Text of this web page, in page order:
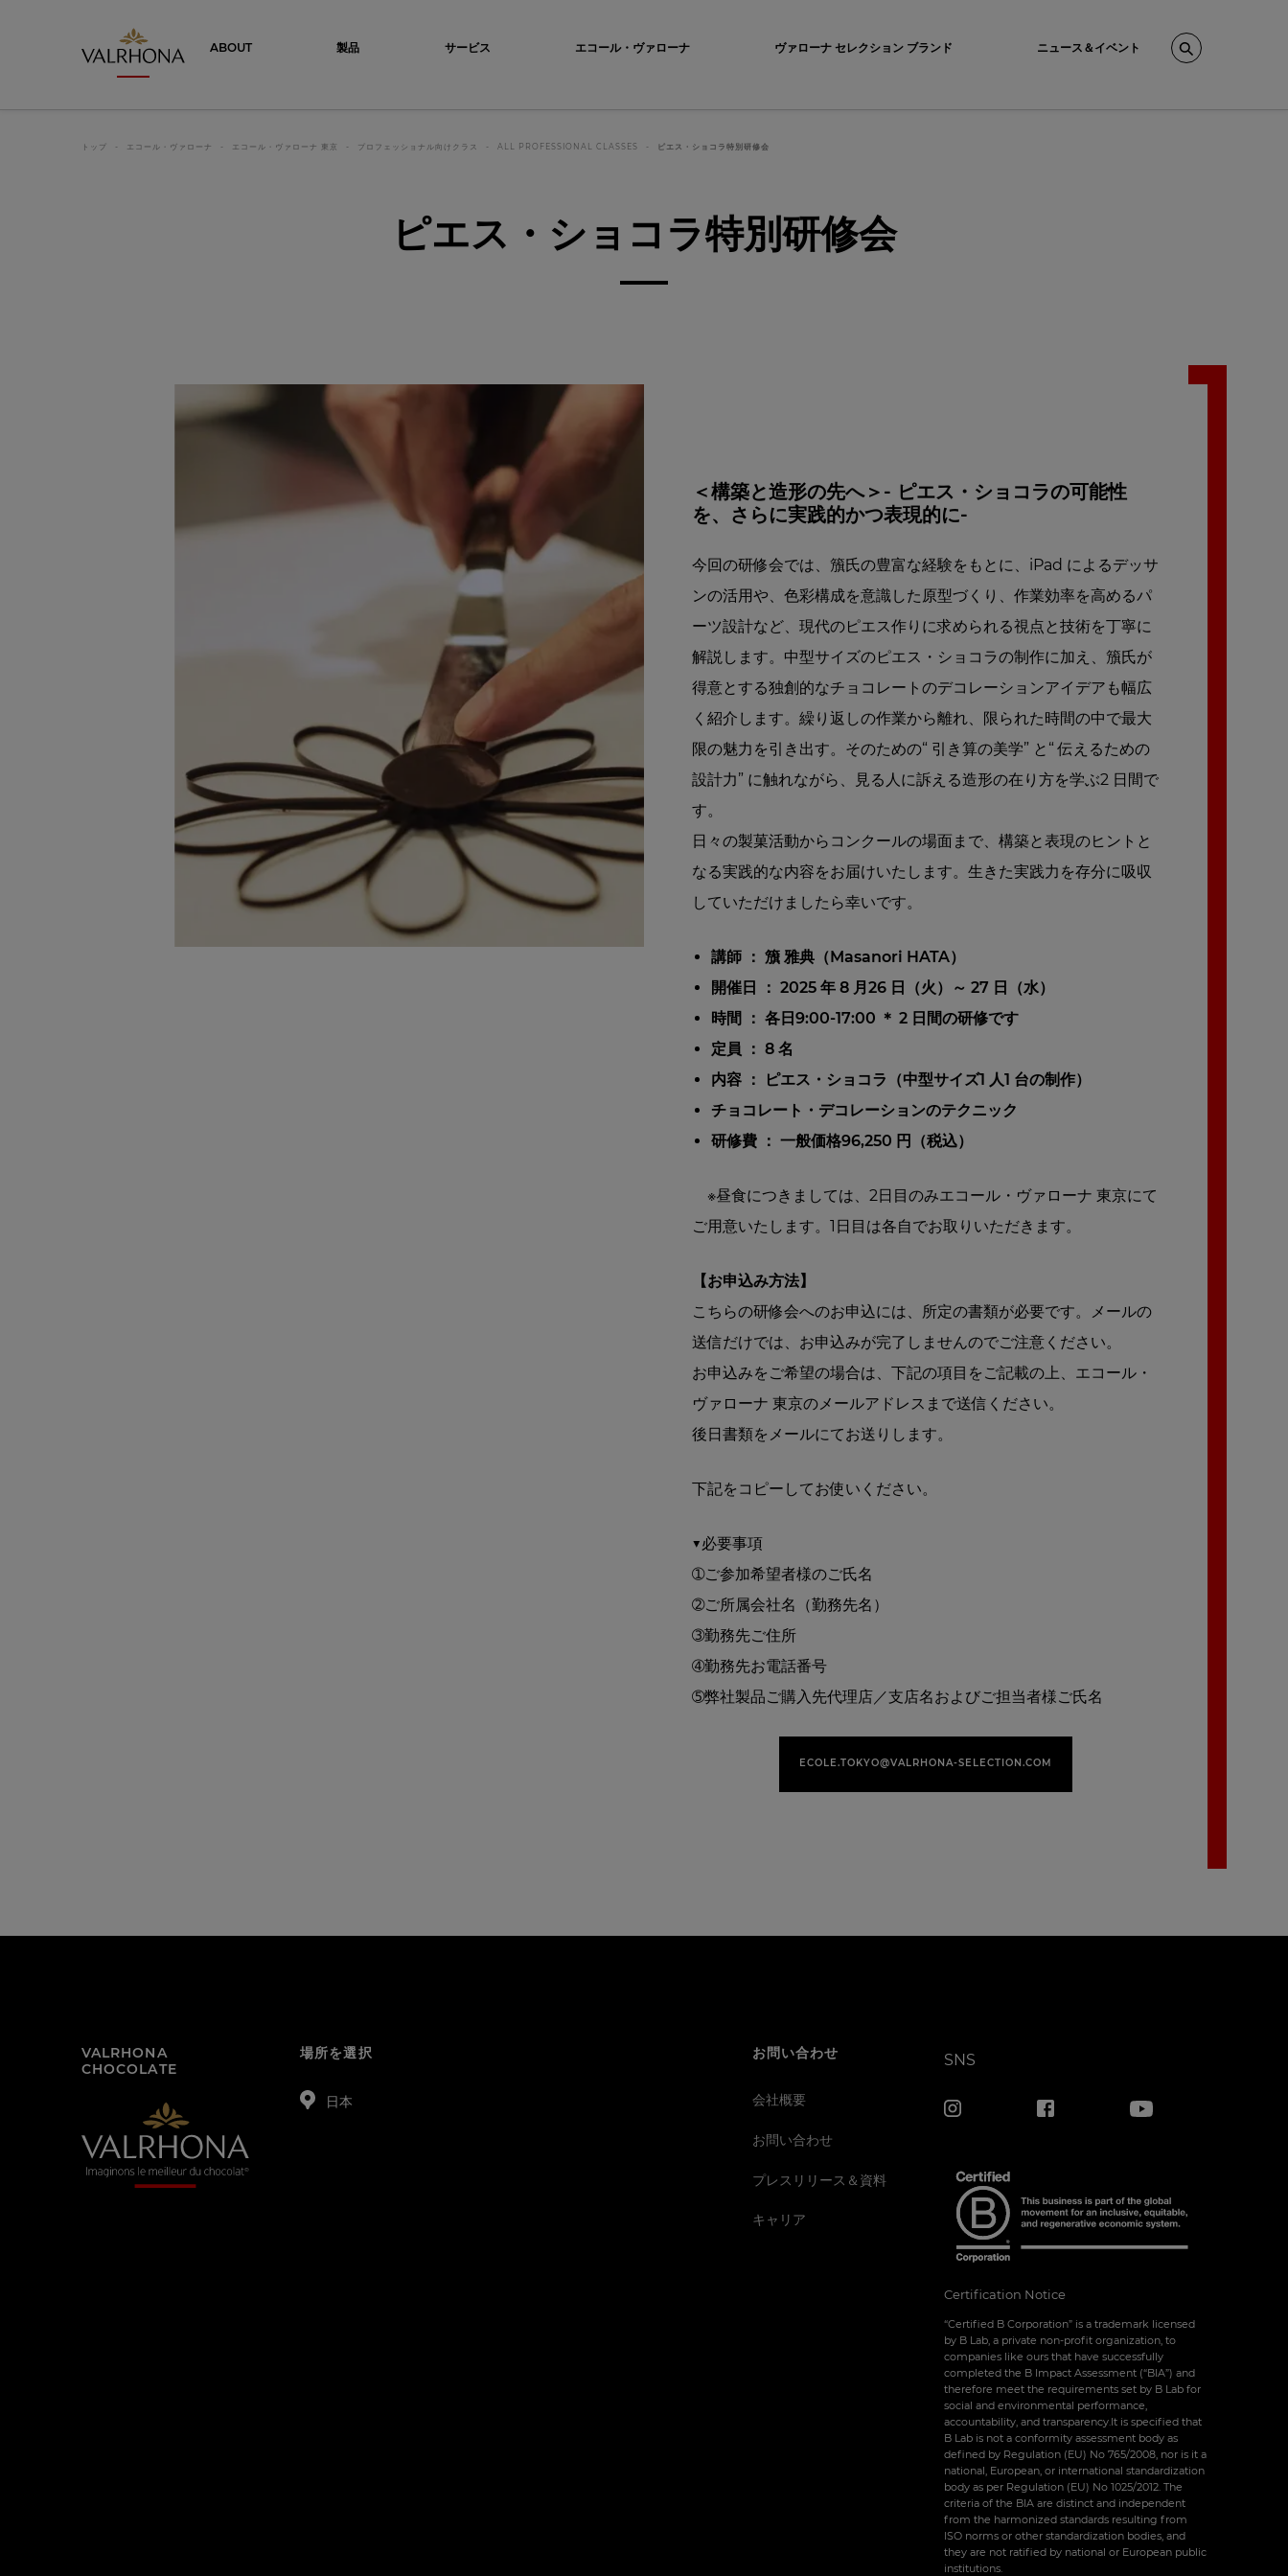
Valrhona - Imaginons le meilleur du chocolat
Search
ABOUT 製品 サービス エコール・ヴァローナ ヴァローナ セレクション ブランド ニュース＆イベント
トップ エコール・ヴァローナ エコール・ヴァローナ 東京 プロフェッショナル向けクラス ALL PROFESSIONAL CLASSES ピエス・ショコラ特別研修会
ピエス・ショコラ特別研修会
＜構築と造形の先へ＞- ピエス・ショコラの可能性
を、さらに実践的かつ表現的に-
今回の研修会では、籏氏の豊富な経験をもとに、iPad によるデッサ
ンの活用や、色彩構成を意識した原型づくり、作業効率を高めるパ
ーツ設計など、現代のピエス作りに求められる視点と技術を丁寧に
解説します。中型サイズのピエス・ショコラの制作に加え、籏氏が
得意とする独創的なチョコレートのデコレーションアイデアも幅広
く紹介します。繰り返しの作業から離れ、限られた時間の中で最大
限の魅力を引き出す。そのための“ 引き算の美学” と“ 伝えるための
設計力” に触れながら、見る人に訴える造形の在り方を学ぶ2 日間で
す。
日々の製菓活動からコンクールの場面まで、構築と表現のヒントと
なる実践的な内容をお届けいたします。生きた実践力を存分に吸収
していただけましたら幸いです。
講師 ： 籏 雅典（Masanori HATA）
開催日 ： 2025 年 8 月26 日（火）～ 27 日（水）
時間 ： 各日9:00-17:00 ＊ 2 日間の研修です
定員 ： 8 名
内容 ： ピエス・ショコラ（中型サイズ1 人1 台の制作）
チョコレート・デコレーションのテクニック
研修費 ： 一般価格96,250 円（税込）
※昼食につきましては、2日目のみエコール・ヴァローナ 東京にて
ご用意いたします。1日目は各自でお取りいただきます。
【お申込み方法】
こちらの研修会へのお申込には、所定の書類が必要です。メールの
送信だけでは、お申込みが完了しませんのでご注意ください。
お申込みをご希望の場合は、下記の項目をご記載の上、エコール・
ヴァローナ 東京のメールアドレスまで送信ください。
後日書類をメールにてお送りします。
下記をコピーしてお使いください。
▼必要事項
➀ご参加希望者様のご氏名
➁ご所属会社名（勤務先名）
➂勤務先ご住所
➃勤務先お電話番号
➄弊社製品ご購入先代理店／支店名およびご担当者様ご氏名
ECOLE.TOKYO@VALRHONA-SELECTION.COM
VALRHONA
CHOCOLATE
場所を選択
日本
お問い合わせ
会社概要
お問い合わせ
プレスリリース＆資料
キャリア
SNS
Certification Notice
“Certified B Corporation” is a trademark licensed
by B Lab, a private non-profit organization, to
companies like ours that have successfully
completed the B Impact Assessment (“BIA”) and
therefore meet the requirements set by B Lab for
social and environmental performance,
accountability, and transparency.It is specified that
B Lab is not a conformity assessment body as
defined by Regulation (EU) No 765/2008, nor is it a
national, European, or international standardization
body as per Regulation (EU) No 1025/2012. The
criteria of the BIA are distinct and independent
from the harmonized standards resulting from
ISO norms or other standardization bodies, and
they are not ratified by national or European public
institutions.